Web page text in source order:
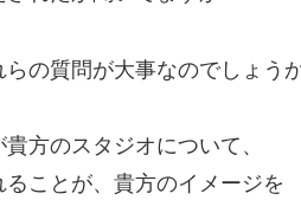
らの質問が大事なのでしょう
方のスタジオについて、
ことが、貴方のイメージを